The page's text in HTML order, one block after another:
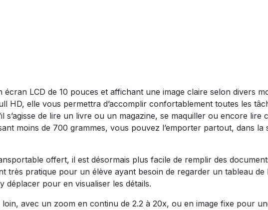
LCD de 10 pouces et affichant une image claire selon divers
HD, elle vous permettra d’accomplir confortablement toutes les
s’agisse de lire un livre ou un magazine, se maquiller ou encore lire
moins de 700 grammes, vous pouvez l’emporter partout, dans la
offert, il est désormais plus facile de remplir des
très pratique pour un élève ayant besoin de regarder un tableau de
déplacer pour en visualiser les détails.
loin, avec un zoom en continu de 2.2 à 20x, ou en image fixe pour